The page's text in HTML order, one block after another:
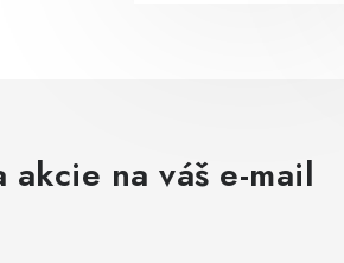
na váš e-mail